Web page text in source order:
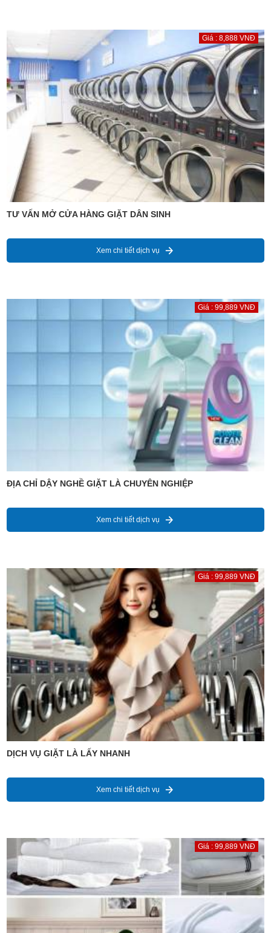
Giá : 8,888 VNĐ
TƯ VẤN MỞ CỬA HÀNG GIẶT DÂN SINH
Xem chi tiết dịch vụ
Giá : 99,889 VNĐ
ĐỊA CHỈ DẬY NGHỀ GIẶT LÀ CHUYÊN NGHIỆP
Xem chi tiết dịch vụ
Giá : 99,889 VNĐ
DỊCH VỤ GIẶT LÀ LẤY NHANH
Xem chi tiết dịch vụ
Giá : 99,889 VNĐ